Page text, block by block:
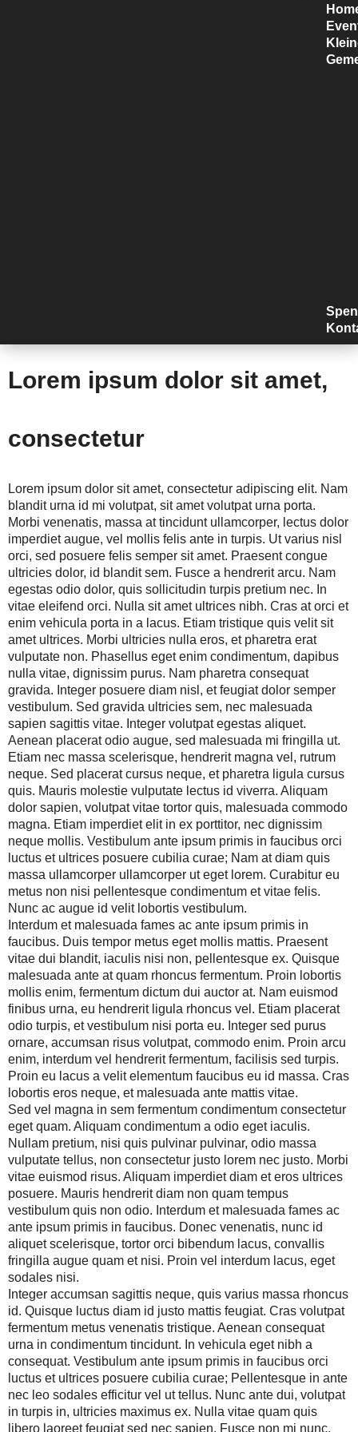
Lorem ipsum dolor sit amet,
consectetur
Lorem ipsum dolor sit amet, consectetur adipiscing elit. Nam
blandit urna id mi volutpat, sit amet volutpat urna porta.
Morbi venenatis, massa at tincidunt ullamcorper, lectus dolor
imperdiet augue, vel mollis felis ante in turpis. Ut varius nisl
orci, sed posuere felis semper sit amet. Praesent congue
ultricies dolor, id blandit sem. Fusce a hendrerit arcu. Nam
egestas odio dolor, quis sollicitudin turpis pretium nec. In
vitae eleifend orci. Nulla sit amet ultrices nibh. Cras at orci et
enim vehicula porta in a lacus. Etiam tristique quis velit sit
amet ultrices. Morbi ultricies nulla eros, et pharetra erat
vulputate non. Phasellus eget enim condimentum, dapibus
nulla vitae, dignissim purus. Nam pharetra consequat
gravida. Integer posuere diam nisl, et feugiat dolor semper
vestibulum. Sed gravida ultricies sem, nec malesuada
sapien sagittis vitae. Integer volutpat egestas aliquet.
Aenean placerat odio augue, sed malesuada mi fringilla ut.
Etiam nec massa scelerisque, hendrerit magna vel, rutrum
neque. Sed placerat cursus neque, et pharetra ligula cursus
quis. Mauris molestie vulputate lectus id viverra. Aliquam
dolor sapien, volutpat vitae tortor quis, malesuada commodo
magna. Etiam imperdiet elit in ex porttitor, nec dignissim
neque mollis. Vestibulum ante ipsum primis in faucibus orci
luctus et ultrices posuere cubilia curae; Nam at diam quis
massa ullamcorper ullamcorper ut eget lorem. Curabitur eu
metus non nisi pellentesque condimentum et vitae felis.
Nunc ac augue id velit lobortis vestibulum.
Interdum et malesuada fames ac ante ipsum primis in
faucibus. Duis tempor metus eget mollis mattis. Praesent
vitae dui blandit, iaculis nisi non, pellentesque ex. Quisque
malesuada ante at quam rhoncus fermentum. Proin lobortis
mollis enim, fermentum dictum dui auctor at. Nam euismod
finibus urna, eu hendrerit ligula rhoncus vel. Etiam placerat
odio turpis, et vestibulum nisi porta eu. Integer sed purus
ornare, accumsan risus volutpat, commodo enim. Proin arcu
enim, interdum vel hendrerit fermentum, facilisis sed turpis.
Proin eu lacus a velit elementum faucibus eu id massa. Cras
lobortis eros neque, et malesuada ante mattis vitae.
Sed vel magna in sem fermentum condimentum consectetur
eget quam. Aliquam condimentum a odio eget iaculis.
Nullam pretium, nisi quis pulvinar pulvinar, odio massa
vulputate tellus, non consectetur justo lorem nec justo. Morbi
vitae euismod risus. Aliquam imperdiet diam et eros ultrices
posuere. Mauris hendrerit diam non quam tempus
vestibulum quis non odio. Interdum et malesuada fames ac
ante ipsum primis in faucibus. Donec venenatis, nunc id
aliquet scelerisque, tortor orci bibendum lacus, convallis
fringilla augue quam et nisi. Proin vel interdum lacus, eget
sodales nisi.
Integer accumsan sagittis neque, quis varius massa rhoncus
id. Quisque luctus diam id justo mattis feugiat. Cras volutpat
fermentum metus venenatis tristique. Aenean consequat
urna in condimentum tincidunt. In vehicula eget nibh a
consequat. Vestibulum ante ipsum primis in faucibus orci
luctus et ultrices posuere cubilia curae; Pellentesque in ante
nec leo sodales efficitur vel ut tellus. Nunc ante dui, volutpat
in turpis in, ultricies maximus ex. Nulla vitae quam quis
libero laoreet feugiat sed nec sapien. Fusce non mi nunc.